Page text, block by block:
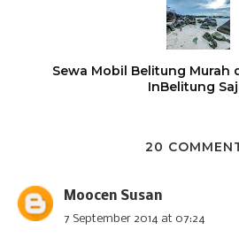
Sewa Mobil Belitung Murah
InBelitung
20
Moocen Susan
7 September 2014 at 07:24